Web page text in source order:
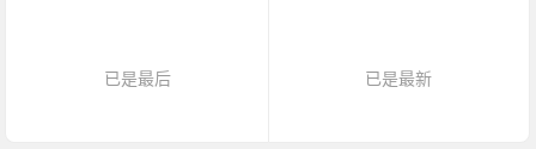
已是最后 已是最新